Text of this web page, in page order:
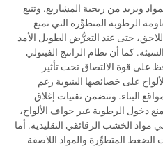
ويزيد من ربحية المشاريع. وتنبع
الرطوبة المتطوِّرة التي تمنع
حتى عند التعرُّض الطويل الأمد
كما أن نظام الراتنج الفينولي
على قوة الالتصاق تحت تأثير
على خصائصها البنيوية رغم
البناء. وتتضمن تقنيات إغلاق
دخول الرطوبة عبر حواف الألواح،
الخشب الرقائقي التقليدية. أما
الضغط المتطوِّرة والمواد اللاصقة